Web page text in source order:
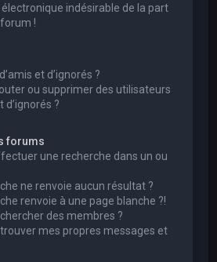
électronique indésirable de la part
!
et d’ignorés ?
ou supprimer des utilisateurs
d’ignorés ?
forums
une recherche dans un ou
ne renvoie aucun résultat ?
renvoie à une page blanche ?!
des membres ?
mes propres messages et